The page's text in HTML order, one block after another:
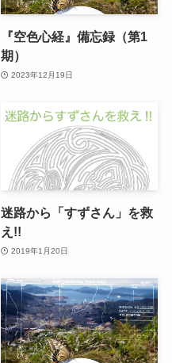
『空色心経』備忘録（第1
期）
2023年12月19日
迷路から「すずさん」を救
え!!
2019年1月20日